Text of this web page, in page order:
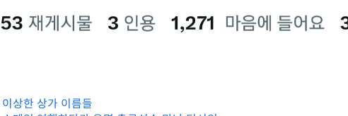
이상한 상가 이름들